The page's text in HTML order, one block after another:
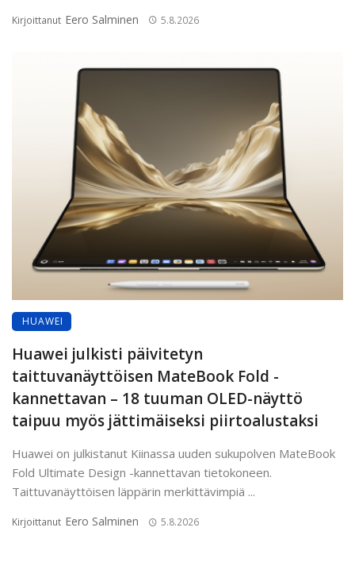
Kirjoittanut Eero Salminen 5.8.2026
HUAWEI
Huawei julkisti päivitetyn
taittuvanäyttöisen MateBook Fold -
kannettavan – 18 tuuman OLED-näyttö
taipuu myös jättimäiseksi piirtoalustaksi
Huawei on julkistanut Kiinassa uuden sukupolven MateBook
Fold Ultimate Design -kannettavan tietokoneen.
Taittuvanäyttöisen läppärin merkittävimpiä ...
Kirjoittanut Eero Salminen 5.8.2026